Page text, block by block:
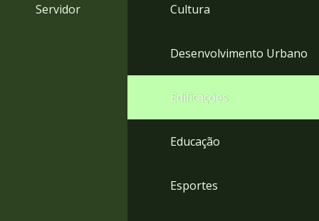
Servidor Cultura
Desenvolvimento Urbano
Edificações
Educação
Esportes